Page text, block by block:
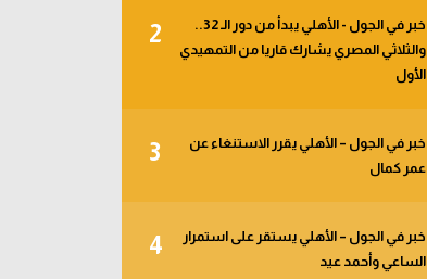
2
خبر في الجول - الأهلي يبدأ من دور الـ 32..
والثلاثي المصري يشارك قاريا من التمهيدي
الأول
3
خبر في الجول – الأهلي يقرر الاستنغاء عن
عمر كمال
4
خبر في الجول – الأهلي يستقر على استمرار
الساعي وأحمد عيد